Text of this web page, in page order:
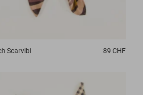
Scarvibi 89 CHF